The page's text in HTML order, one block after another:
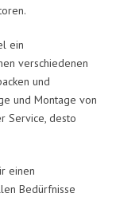
ein
verschiedenen
und
und Montage von
Service, desto
einen
Bedürfnisse